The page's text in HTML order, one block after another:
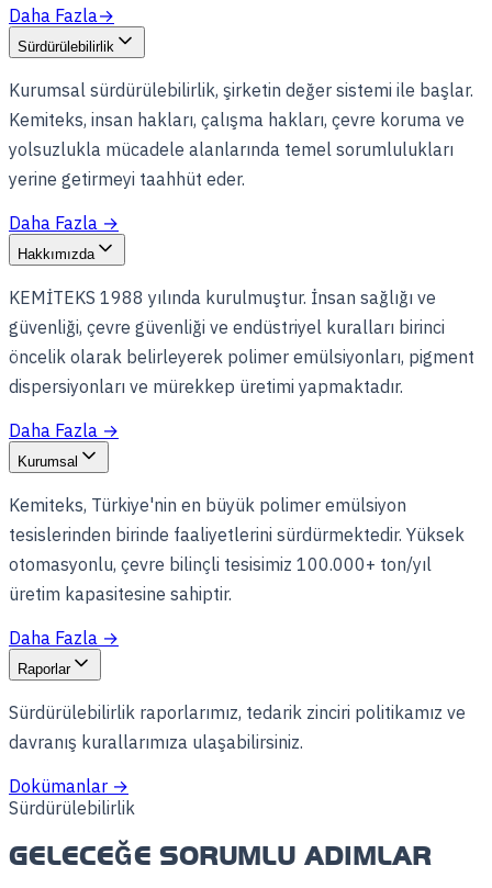
Daha Fazla→
Sürdürülebilirlik
Kurumsal sürdürülebilirlik, şirketin değer sistemi ile başlar.
Kemiteks, insan hakları, çalışma hakları, çevre koruma ve
yolsuzlukla mücadele alanlarında temel sorumlulukları
yerine getirmeyi taahhüt eder.
Daha Fazla →
Hakkımızda
KEMİTEKS 1988 yılında kurulmuştur. İnsan sağlığı ve
güvenliği, çevre güvenliği ve endüstriyel kuralları birinci
öncelik olarak belirleyerek polimer emülsiyonları, pigment
dispersiyonları ve mürekkep üretimi yapmaktadır.
Daha Fazla →
Kurumsal
Kemiteks, Türkiye'nin en büyük polimer emülsiyon
tesislerinden birinde faaliyetlerini sürdürmektedir. Yüksek
otomasyonlu, çevre bilinçli tesisimiz 100.000+ ton/yıl
üretim kapasitesine sahiptir.
Daha Fazla →
Raporlar
Sürdürülebilirlik raporlarımız, tedarik zinciri politikamız ve
davranış kurallarımıza ulaşabilirsiniz.
Dokümanlar →
Sürdürülebilirlik
GELECEĞE SORUMLU ADIMLAR